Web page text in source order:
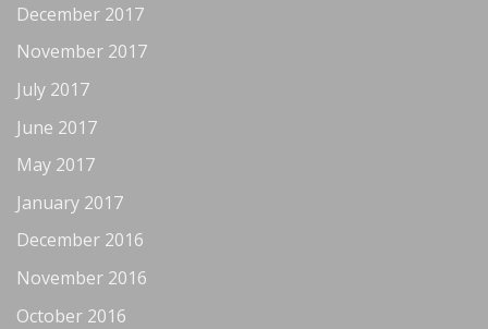
December 2017
November 2017
July 2017
June 2017
May 2017
January 2017
December 2016
November 2016
October 2016